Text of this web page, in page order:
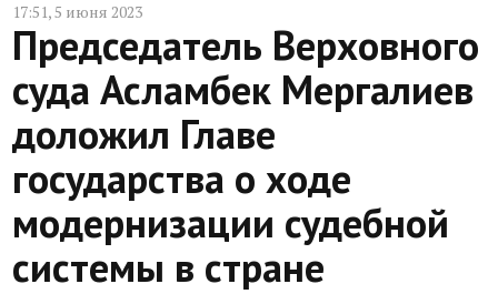
17:51, 5 июня 2023
Председатель Верховного
суда Асламбек Мергалиев
доложил Главе
государства о ходе
модернизации судебной
системы в стране